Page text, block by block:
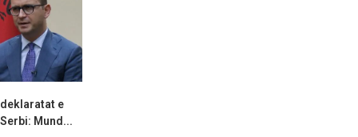
e
Mund...